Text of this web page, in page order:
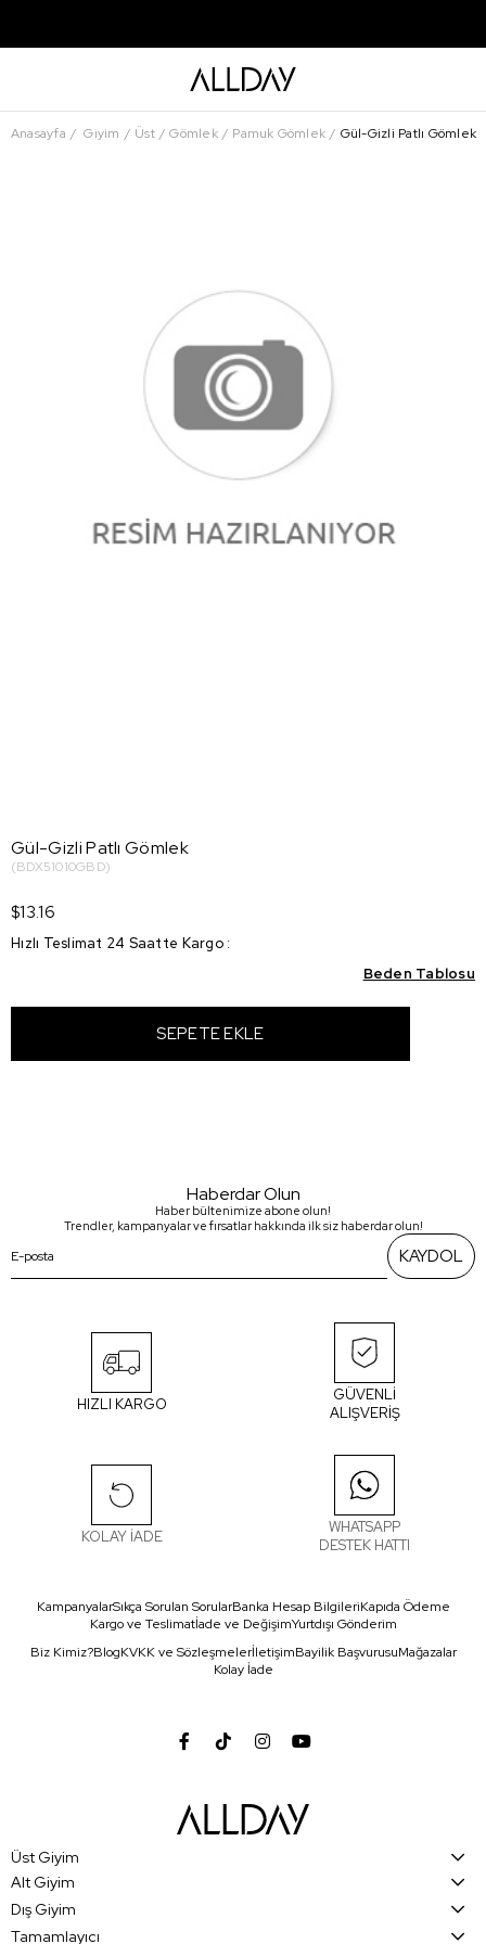
Anasayfa Giyim Üst Gömlek Pamuk Gömlek Gül-Gizli Patlı Gömlek
Gül-Gizli Patlı Gömlek
(BDX51010GBD)
$13.16
Hızlı Teslimat 24 Saatte Kargo :
Beden Tablosu
Haberdar Olun
Haber bültenimize abone olun!
Trendler, kampanyalar ve fırsatlar hakkında ilk siz haberdar olun!
KAYDOL
HIZLI KARGO
GÜVENLİ
ALIŞVERİŞ
KOLAY İADE
WHATSAPP
DESTEK HATTI
KampanyalarSıkça Sorulan SorularBanka Hesap BilgileriKapıda Ödeme
Kargo ve Teslimatİade ve DeğişimYurtdışı Gönderim
Biz Kimiz?BlogKVKK ve SözleşmelerİletişimBayilik BaşvurusuMağazalar
Kolay İade
Üst Giyim
Alt Giyim
Dış Giyim
Tamamlayıcı